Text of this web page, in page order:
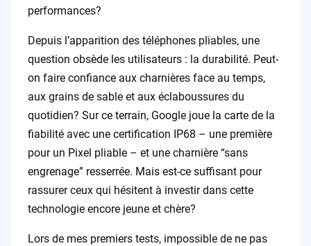
performances?
Depuis l’apparition des téléphones pliables, une
question obsède les utilisateurs : la durabilité. Peut-
on faire confiance aux charnières face au temps,
aux grains de sable et aux éclaboussures du
quotidien? Sur ce terrain, Google joue la carte de la
fiabilité avec une certification IP68 – une première
pour un Pixel pliable – et une charnière “sans
engrenage” resserrée. Mais est-ce suffisant pour
rassurer ceux qui hésitent à investir dans cette
technologie encore jeune et chère?
Lors de mes premiers tests, impossible de ne pas